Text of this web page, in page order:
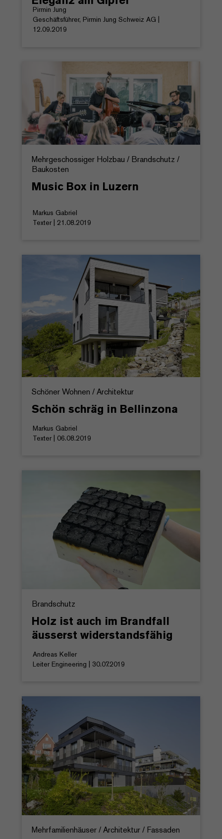
Pirmin Jung
Geschäftsführer, Pirmin Jung Schweiz AG |
12.09.2019
Mehrgeschossiger Holzbau / Brandschutz /
Baukosten
Music Box in Luzern
Markus Gabriel
Texter | 21.08.2019
Schöner Wohnen / Architektur
Schön schräg in Bellinzona
Markus Gabriel
Texter | 06.08.2019
Brandschutz
Holz ist auch im Brandfall
äusserst widerstandsfähig
Andreas Keller
Leiter Engineering | 30.07.2019
Mehrfamilienhäuser / Architektur / Fassaden